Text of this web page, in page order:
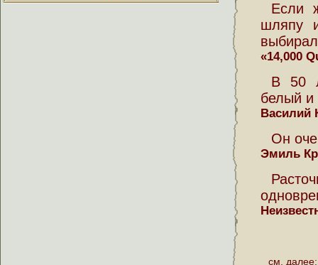
Если
шляпу
«14,000
В 50
белый и
Василий
Он
Эмиль
см. далее: